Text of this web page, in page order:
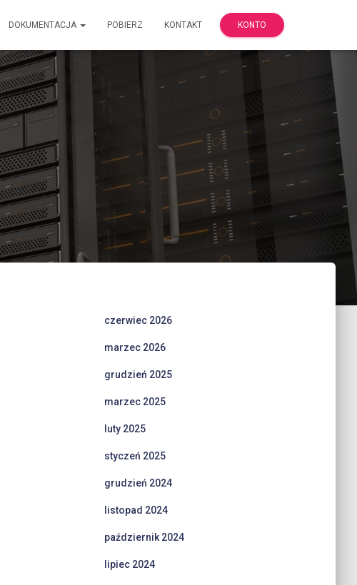
DOKUMENTACJA POBIERZ KONTAKT KONTO
czerwiec 2026
marzec 2026
grudzień 2025
marzec 2025
luty 2025
styczeń 2025
grudzień 2024
listopad 2024
październik 2024
lipiec 2024